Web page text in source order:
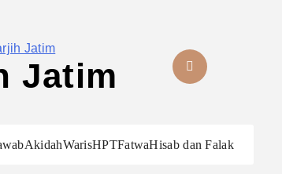
Jatim
AkidahWarisHPTFatwaHisab dan Falak